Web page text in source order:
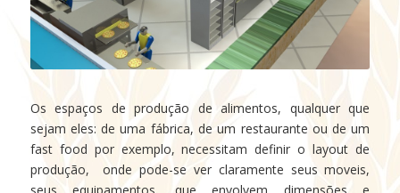
Os espaços de produção de alimentos, qualquer que
sejam eles: de uma fábrica, de um restaurante ou de um
fast food por exemplo, necessitam definir o layout de
produção, onde pode-se ver claramente seus moveis,